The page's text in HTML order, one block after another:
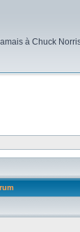
à Chuck